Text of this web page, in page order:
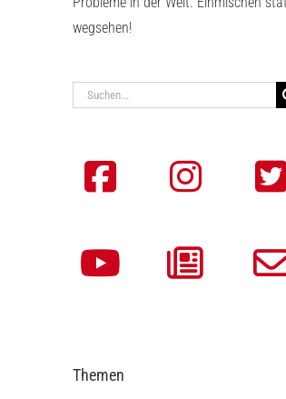
wegsehen!
Suche
Themen